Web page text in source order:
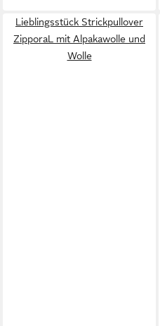
Lieblingsstück Strickpullover
ZipporaL mit Alpakawolle und
Wolle